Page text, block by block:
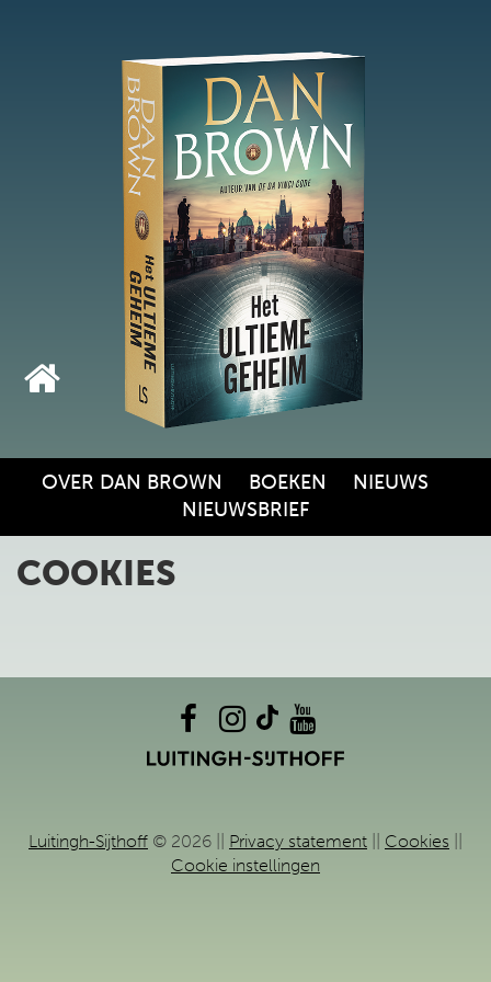
OVER DAN BROWN BOEKEN
NIEUWS
NIEUWSBRIEF
COOKIES
Luitingh-Sijthoff © 2026 || Privacy statement Cookies
Cookie instellingen